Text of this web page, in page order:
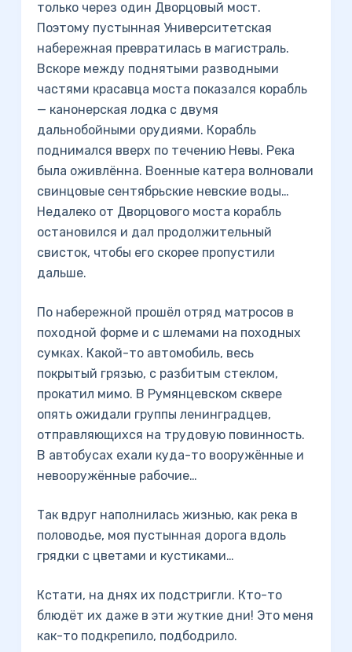
только через один Дворцовый мост.
Поэтому пустынная Университетская
набережная превратилась в магистраль.
Вскоре между поднятыми разводными
частями красавца моста показался корабль
— канонерская лодка с двумя
дальнобойными орудиями. Корабль
поднимался вверх по течению Невы. Река
была оживлённа. Военные катера волновали
свинцовые сентябрьские невские воды…
Недалеко от Дворцового моста корабль
остановился и дал продолжительный
свисток, чтобы его скорее пропустили
дальше.
По набережной прошёл отряд матросов в
походной форме и с шлемами на походных
сумках. Какой-то автомобиль, весь
покрытый грязью, с разбитым стеклом,
прокатил мимо. В Румянцевском сквере
опять ожидали группы ленинградцев,
отправляющихся на трудовую повинность.
В автобусах ехали куда-то вооружённые и
невооружённые рабочие…
Так вдруг наполнилась жизнью, как река в
половодье, моя пустынная дорога вдоль
грядки с цветами и кустиками…
Кстати, на днях их подстригли. Кто-то
блюдёт их даже в эти жуткие дни! Это меня
как-то подкрепило, подбодрило.